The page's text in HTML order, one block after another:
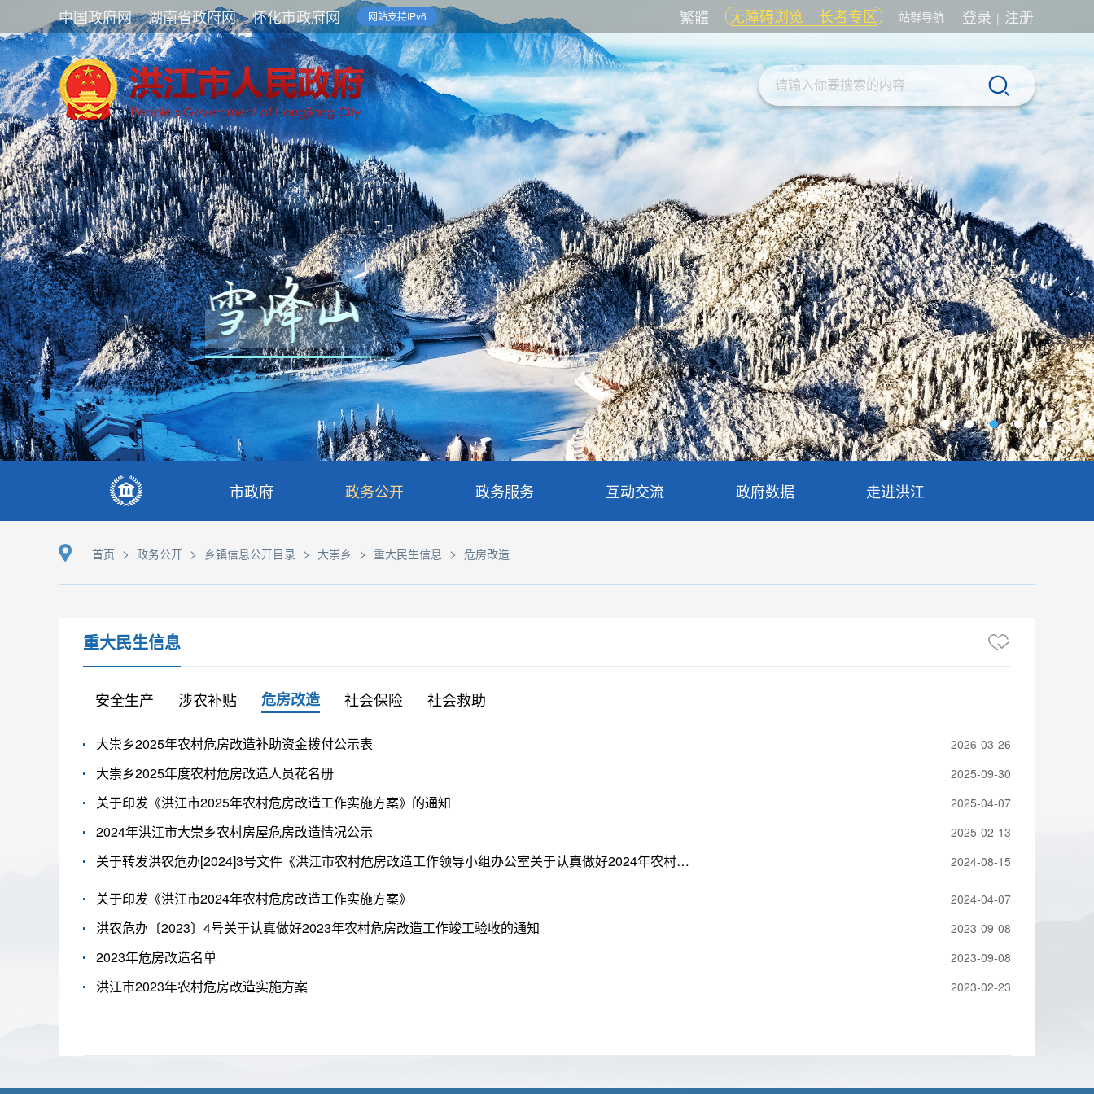
中国政府网 湖南省政府网 怀化市政府网 网站支持IPv6 繁體 无障碍浏览 长者专区 站群导航 登录 | 注册
市政府 政务公开 政务服务 互动交流 政府数据 走进洪江
首页 > 政务公开 > 乡镇信息公开目录 > 大崇乡 > 重大民生信息 > 危房改造
重大民生信息
安全生产 涉农补贴 危房改造 社会保险 社会救助
大崇乡2025年农村危房改造补助资金拨付公示表 2026-03-26
大崇乡2025年度农村危房改造人员花名册 2025-09-30
关于印发《洪江市2025年农村危房改造工作实施方案》的通知 2025-04-07
2024年洪江市大崇乡农村房屋危房改造情况公示 2025-02-13
关于转发洪农危办[2024]3号文件《洪江市农村危房改造工作领导小组办公室关于认真做好2024年农村危房改造工作竣工验收的通知》 2024-08-15
关于印发《洪江市2024年农村危房改造工作实施方案》 2024-04-07
洪农危办〔2023〕4号关于认真做好2023年农村危房改造工作竣工验收的通知 2023-09-08
2023年危房改造名单 2023-09-08
洪江市2023年农村危房改造实施方案 2023-02-23